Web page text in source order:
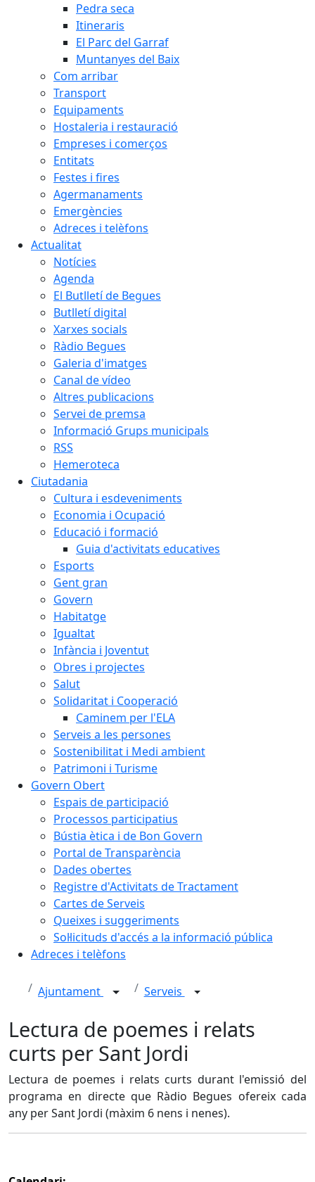
Pedra seca
Itineraris
El Parc del Garraf
Muntanyes del Baix
Com arribar
Transport
Equipaments
Hostaleria i restauració
Empreses i comerços
Entitats
Festes i fires
Agermanaments
Emergències
Adreces i telèfons
Actualitat
Notícies
Agenda
El Butlletí de Begues
Butlletí digital
Xarxes socials
Ràdio Begues
Galeria d'imatges
Canal de vídeo
Altres publicacions
Servei de premsa
Informació Grups municipals
RSS
Hemeroteca
Ciutadania
Cultura i esdeveniments
Economia i Ocupació
Educació i formació
Guia d'activitats educatives
Esports
Gent gran
Govern
Habitatge
Igualtat
Infància i Joventut
Obres i projectes
Salut
Solidaritat i Cooperació
Caminem per l'ELA
Serveis a les persones
Sostenibilitat i Medi ambient
Patrimoni i Turisme
Govern Obert
Espais de participació
Processos participatius
Bústia ètica i de Bon Govern
Portal de Transparència
Dades obertes
Registre d'Activitats de Tractament
Cartes de Serveis
Queixes i suggeriments
Sol·licituds d'accés a la informació pública
Adreces i telèfons
Ajuntament Serveis
Lectura de poemes i relats
curts per Sant Jordi
Lectura de poemes i relats curts durant l'emissió del
programa en directe que Ràdio Begues ofereix cada
any per Sant Jordi (màxim 6 nens i nenes).